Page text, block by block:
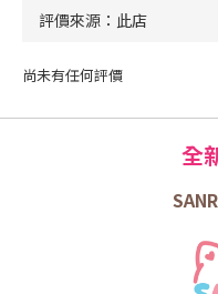
尚未有任何評價
全